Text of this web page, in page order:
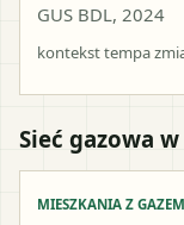
GUS BDL, 2024
kontekst tempa
Sieć gazowa
MIESZKANIA Z